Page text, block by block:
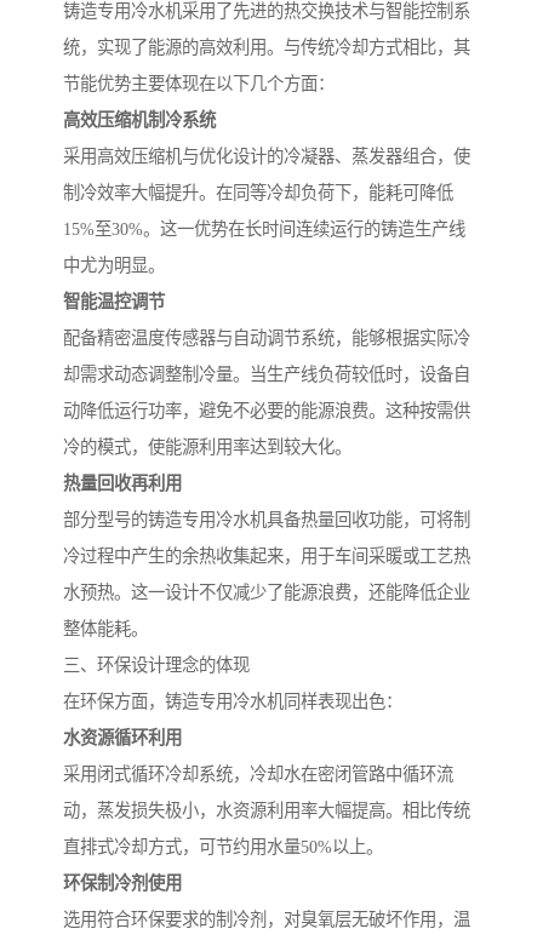
铸造专用冷水机采用了先进的热交换技术与智能控制系
统，实现了能源的高效利用。与传统冷却方式相比，其
节能优势主要体现在以下几个方面：
高效压缩机制冷系统
采用高效压缩机与优化设计的冷凝器、蒸发器组合，使
制冷效率大幅提升。在同等冷却负荷下，能耗可降低
15%至30%。这一优势在长时间连续运行的铸造生产线
中尤为明显。
智能温控调节
配备精密温度传感器与自动调节系统，能够根据实际冷
却需求动态调整制冷量。当生产线负荷较低时，设备自
动降低运行功率，避免不必要的能源浪费。这种按需供
冷的模式，使能源利用率达到较大化。
热量回收再利用
部分型号的铸造专用冷水机具备热量回收功能，可将制
冷过程中产生的余热收集起来，用于车间采暖或工艺热
水预热。这一设计不仅减少了能源浪费，还能降低企业
整体能耗。
三、环保设计理念的体现
在环保方面，铸造专用冷水机同样表现出色：
水资源循环利用
采用闭式循环冷却系统，冷却水在密闭管路中循环流
动，蒸发损失极小，水资源利用率大幅提高。相比传统
直排式冷却方式，可节约用水量50%以上。
环保制冷剂使用
选用符合环保要求的制冷剂，对臭氧层无破坏作用，温